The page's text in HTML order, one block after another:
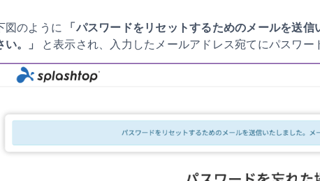
図のように
「パスワードをリセットするためのメールを送
い。」
と表示され、入力したメールアドレス宛てにパスワー